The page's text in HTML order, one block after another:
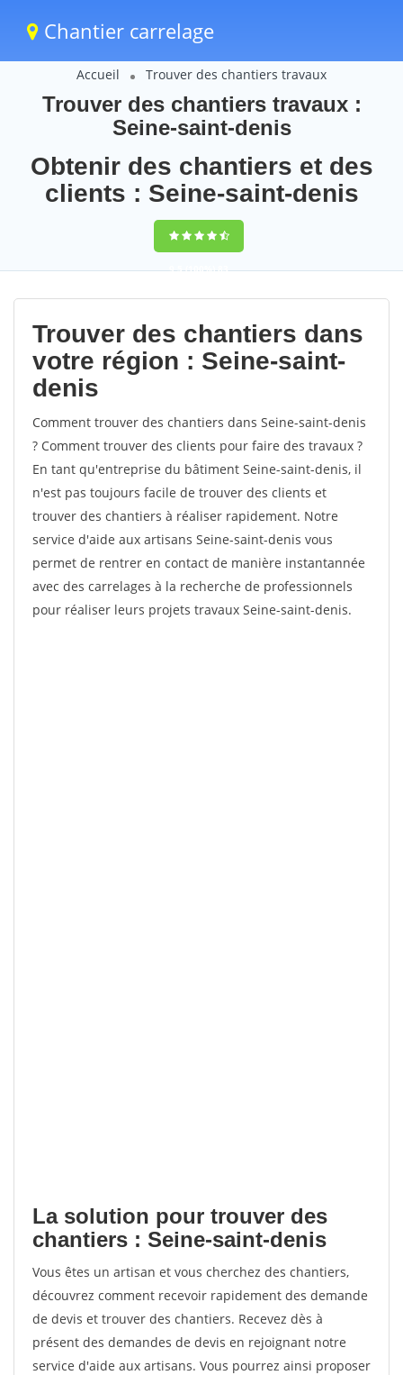
Chantier carrelage
Accueil Trouver des chantiers travaux
Trouver des chantiers travaux :
Seine-saint-denis
Obtenir des chantiers et des
clients : Seine-saint-denis
9,5(100%)83
votes
Trouver des chantiers dans
votre région : Seine-saint-
denis
Comment trouver des chantiers dans Seine-saint-denis
? Comment trouver des clients pour faire des travaux ?
En tant qu'entreprise du bâtiment Seine-saint-denis, il
n'est pas toujours facile de trouver des clients et
trouver des chantiers à réaliser rapidement. Notre
service d'aide aux artisans Seine-saint-denis vous
permet de rentrer en contact de manière instantannée
avec des carrelages à la recherche de professionnels
pour réaliser leurs projets travaux Seine-saint-denis.
La solution pour trouver des
chantiers : Seine-saint-denis
Vous êtes un artisan et vous cherchez des chantiers,
découvrez comment recevoir rapidement des demande
de devis et trouver des chantiers. Recevez dès à
présent des demandes de devis en rejoignant notre
service d'aide aux artisans. Vous pourrez ainsi proposer